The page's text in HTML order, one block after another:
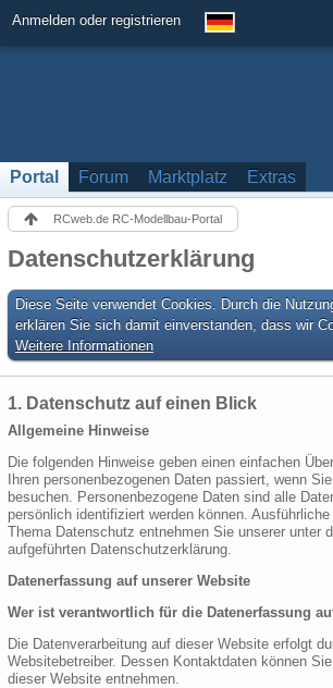
Anmelden oder registrieren
Portal Forum Marktplatz Extras
RCweb.de RC-Modellbau-Portal
Datenschutzerklärung
Diese Seite verwendet Cookies. Durch die
erklären Sie sich damit einverstanden, dass wir
Weitere Informationen
1. Datenschutz auf einen Blick
Allgemeine Hinweise
Die folgenden Hinweise geben einen einfachen
Ihren personenbezogenen Daten passiert, wenn
besuchen. Personenbezogene Daten sind alle
persönlich identifiziert werden können.
Thema Datenschutz entnehmen Sie unserer unter
aufgeführten Datenschutzerklärung.
Datenerfassung auf unserer Website
Wer ist verantwortlich für die Datenerfassung
Die Datenverarbeitung auf dieser Website erfolgt
Websitebetreiber. Dessen Kontaktdaten können
dieser Website entnehmen.